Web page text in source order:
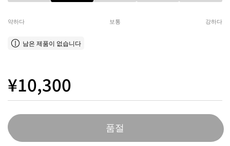
약하다 보통 강하다
남은 제품이 없습니다
¥10,300
품절